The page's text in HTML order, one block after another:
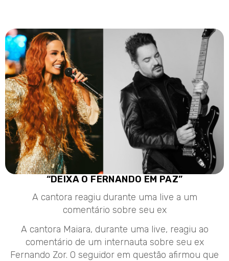
“DEIXA O FERNANDO EM PAZ”
A cantora reagiu durante uma live a um
comentário sobre seu ex
A cantora Maiara, durante uma live, reagiu ao
comentário de um internauta sobre seu ex
Fernando Zor. O seguidor em questão afirmou que